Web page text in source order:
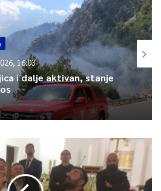
državljana BiH i susjednih
test.
biće dostavljen Vladi Federacije BiH
0
Article Rating
16:03
i dalje aktivan, stanje